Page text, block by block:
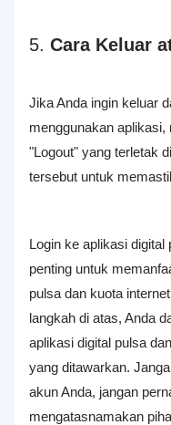
5. Cara Keluar
Jika Anda ingin keluar
menggunakan
"Logout" yang terletak
tersebut untuk
Login ke aplikasi
penting untuk
pulsa dan kuota
langkah di atas, Anda
aplikasi digital pulsa
yang ditawarkan.
akun Anda, jangan
mengatasnamakan